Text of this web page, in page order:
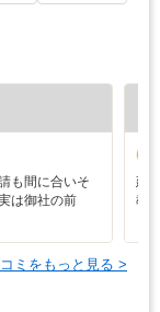
も間に合いそ
は御社の前
建
教
ミをもっと見る >